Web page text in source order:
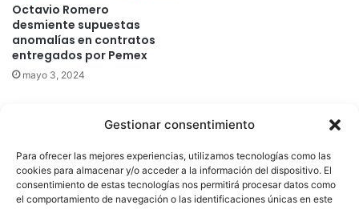
Gestionar consentimiento
Para ofrecer las mejores experiencias, utilizamos tecnologías como las
cookies para almacenar y/o acceder a la información del dispositivo. El
consentimiento de estas tecnologías nos permitirá procesar datos como
el comportamiento de navegación o las identificaciones únicas en este
Octavio Romero
desmiente supuestas
anomalías en contratos
entregados por Pemex
mayo 3, 2024
derechos reservados
|Aviso de Privacidad|Política de Cookies|Defensoría de la